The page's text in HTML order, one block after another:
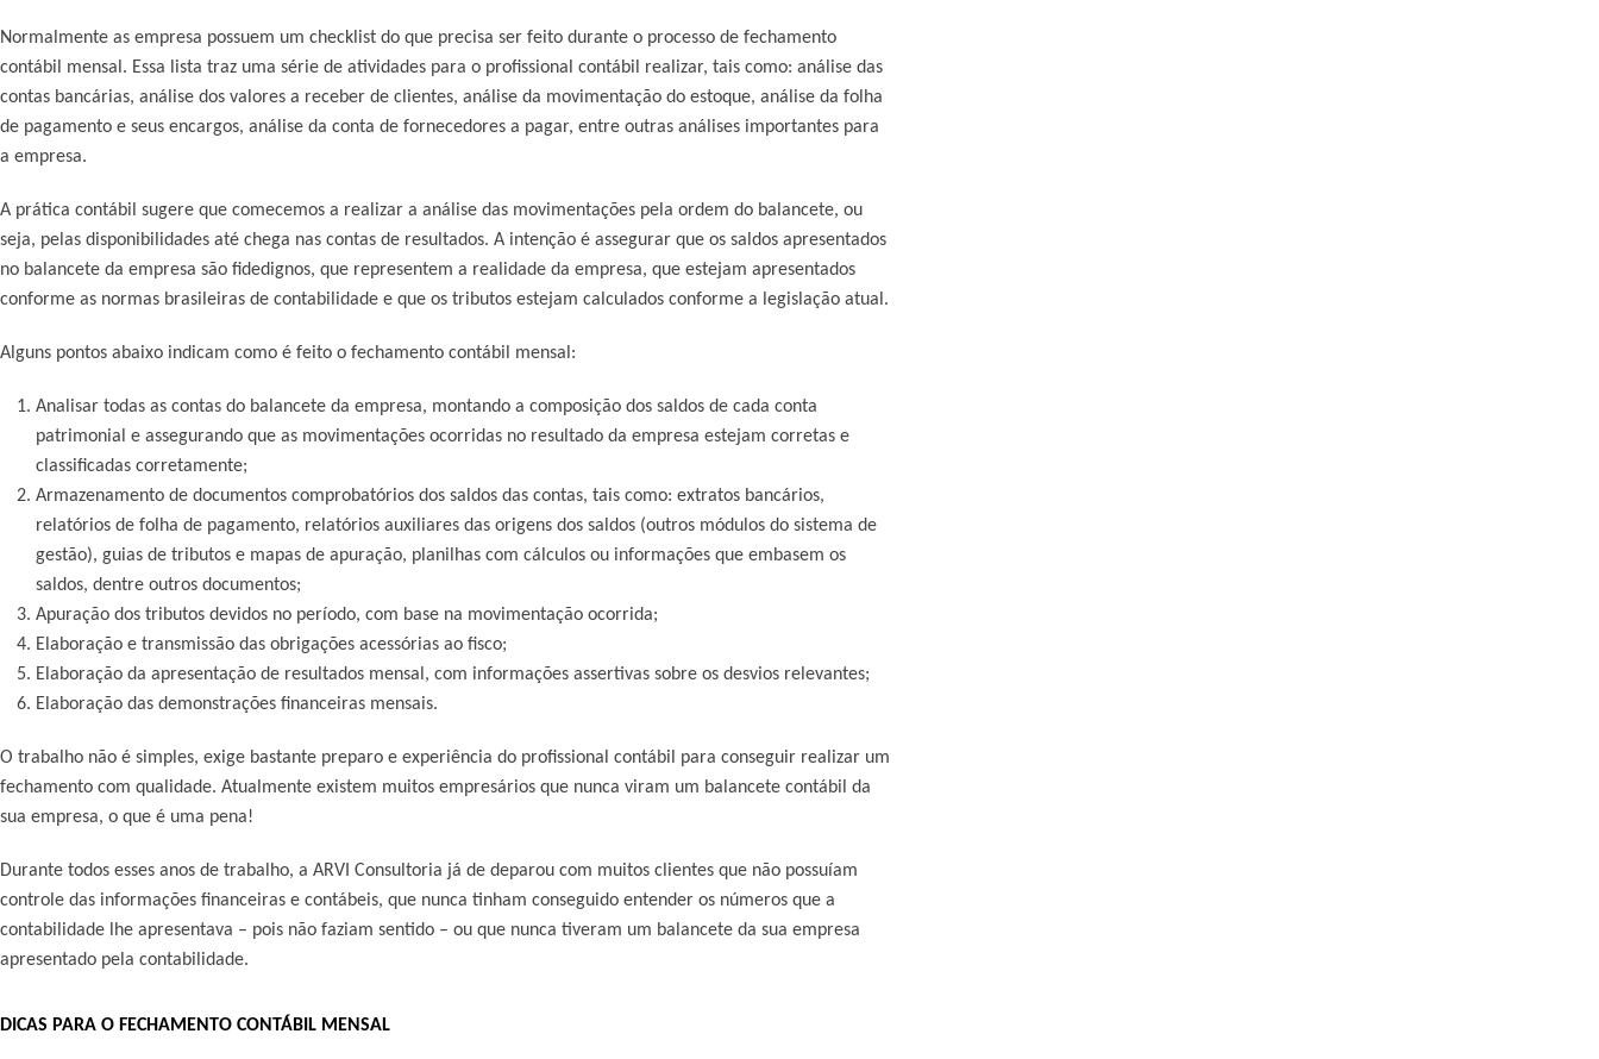
Normalmente as empresa possuem um checklist do que precisa ser feito durante o processo de fechamento
contábil mensal. Essa lista traz uma série de atividades para o profissional contábil realizar, tais como: análise das
contas bancárias, análise dos valores a receber de clientes, análise da movimentação do estoque, análise da folha
de pagamento e seus encargos, análise da conta de fornecedores a pagar, entre outras análises importantes para
a empresa.
A prática contábil sugere que comecemos a realizar a análise das movimentações pela ordem do balancete, ou
seja, pelas disponibilidades até chega nas contas de resultados. A intenção é assegurar que os saldos apresentados
no balancete da empresa são fidedignos, que representem a realidade da empresa, que estejam apresentados
conforme as normas brasileiras de contabilidade e que os tributos estejam calculados conforme a legislação atual.
Alguns pontos abaixo indicam como é feito o fechamento contábil mensal:
Analisar todas as contas do balancete da empresa, montando a composição dos saldos de cada conta
patrimonial e assegurando que as movimentações ocorridas no resultado da empresa estejam corretas e
classificadas corretamente;
Armazenamento de documentos comprobatórios dos saldos das contas, tais como: extratos bancários,
relatórios de folha de pagamento, relatórios auxiliares das origens dos saldos (outros módulos do sistema de
gestão), guias de tributos e mapas de apuração, planilhas com cálculos ou informações que embasem os
saldos, dentre outros documentos;
Apuração dos tributos devidos no período, com base na movimentação ocorrida;
Elaboração e transmissão das obrigações acessórias ao fisco;
Elaboração da apresentação de resultados mensal, com informações assertivas sobre os desvios relevantes;
Elaboração das demonstrações financeiras mensais.
O trabalho não é simples, exige bastante preparo e experiência do profissional contábil para conseguir realizar um
fechamento com qualidade. Atualmente existem muitos empresários que nunca viram um balancete contábil da
sua empresa, o que é uma pena!
Durante todos esses anos de trabalho, a ARVI Consultoria já de deparou com muitos clientes que não possuíam
controle das informações financeiras e contábeis, que nunca tinham conseguido entender os números que a
contabilidade lhe apresentava – pois não faziam sentido – ou que nunca tiveram um balancete da sua empresa
apresentado pela contabilidade.
DICAS PARA O FECHAMENTO CONTÁBIL MENSAL